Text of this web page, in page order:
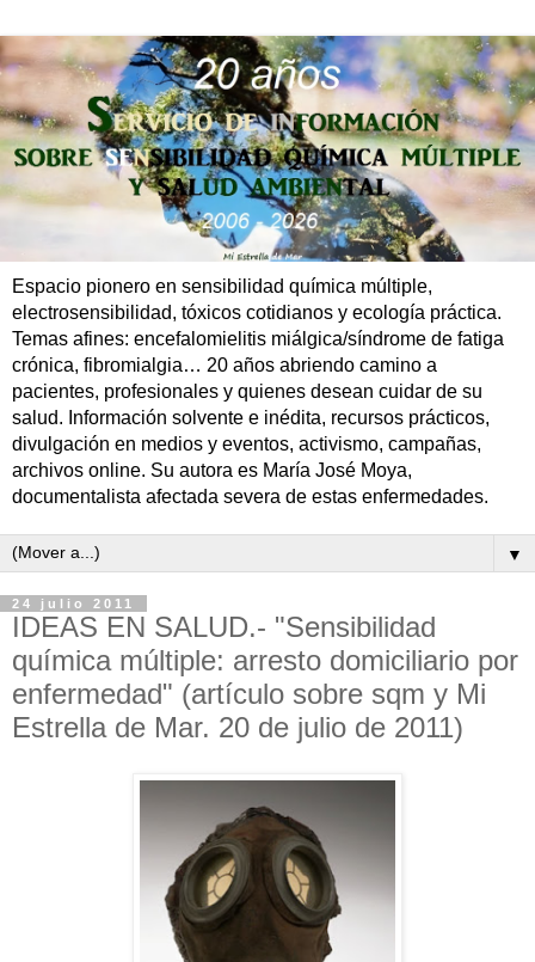
Espacio pionero en sensibilidad química múltiple,
electrosensibilidad, tóxicos cotidianos y ecología práctica.
Temas afines: encefalomielitis miálgica/síndrome de fatiga
crónica, fibromialgia… 20 años abriendo camino a
pacientes, profesionales y quienes desean cuidar de su
salud. Información solvente e inédita, recursos prácticos,
divulgación en medios y eventos, activismo, campañas,
archivos online. Su autora es María José Moya,
documentalista afectada severa de estas enfermedades.
▼
24 julio 2011
IDEAS EN SALUD.- "Sensibilidad
química múltiple: arresto domiciliario por
enfermedad" (artículo sobre sqm y Mi
Estrella de Mar. 20 de julio de 2011)